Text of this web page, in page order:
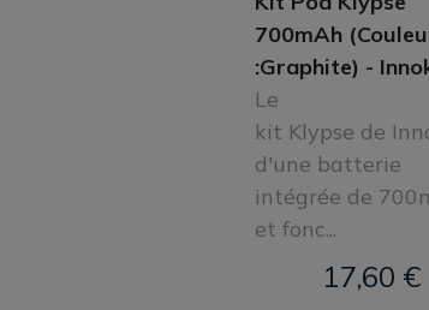
700mAh
:Graphite) -
Le
kit Klypse de
d'une batterie
intégrée de
et fonc...
17,60 €